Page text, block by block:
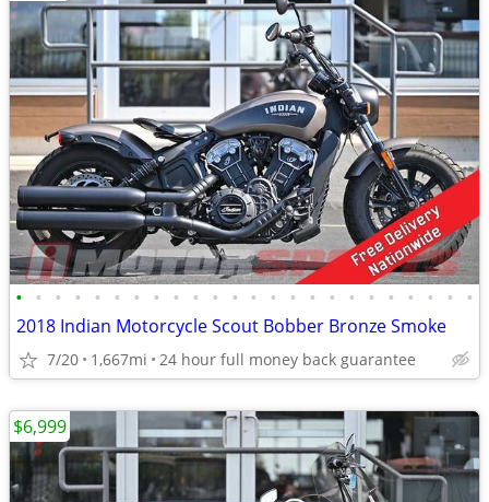
• • • • • • • • • • • • • • • • • • • • • • • •
2018 Indian Motorcycle Scout Bobber Bronze Smoke
7/20 1,667mi 24 hour full money back guarantee
$6,999